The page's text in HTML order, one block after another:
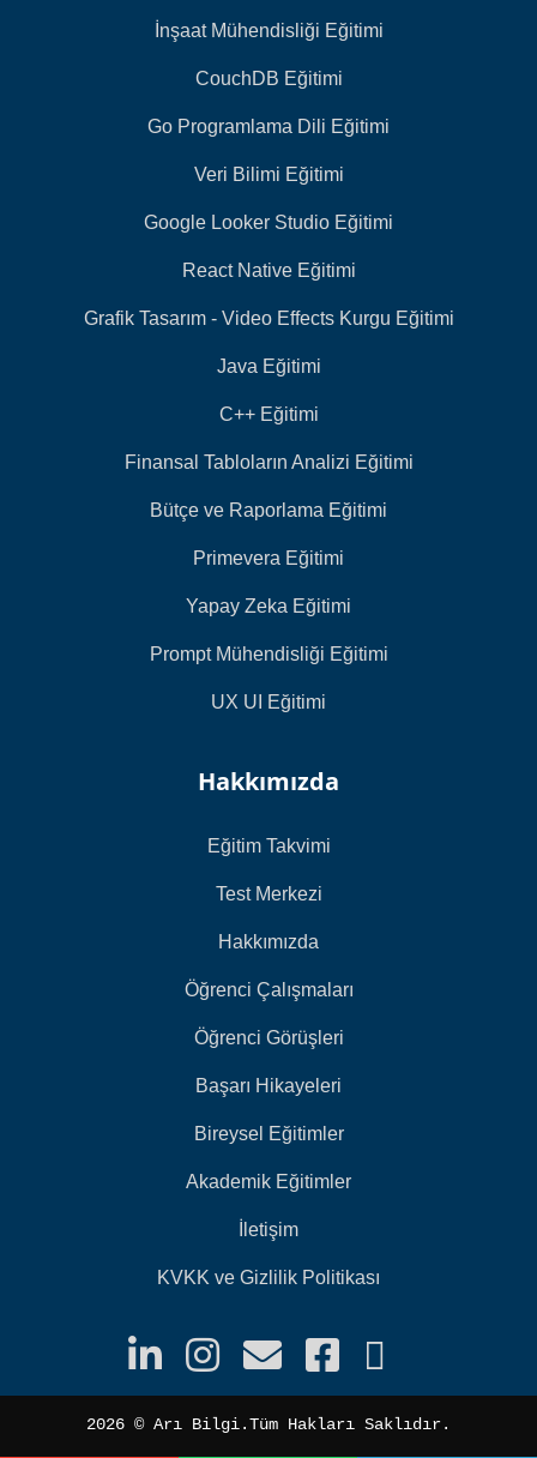
İnşaat Mühendisliği Eğitimi
CouchDB Eğitimi
Go Programlama Dili Eğitimi
Veri Bilimi Eğitimi
Google Looker Studio Eğitimi
React Native Eğitimi
Grafik Tasarım - Video Effects Kurgu Eğitimi
Java Eğitimi
C++ Eğitimi
Finansal Tabloların Analizi Eğitimi
Bütçe ve Raporlama Eğitimi
Primevera Eğitimi
Yapay Zeka Eğitimi
Prompt Mühendisliği Eğitimi
UX UI Eğitimi
Hakkımızda
Eğitim Takvimi
Test Merkezi
Hakkımızda
Öğrenci Çalışmaları
Öğrenci Görüşleri
Başarı Hikayeleri
Bireysel Eğitimler
Akademik Eğitimler
İletişim
KVKK ve Gizlilik Politikası
2026 ©️ Arı Bilgi.Tüm Hakları Saklıdır.